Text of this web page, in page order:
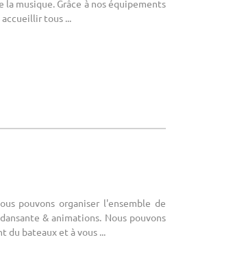
musique. Grâce à nos équipements
tous ...
pouvons organiser l'ensemble de
& animations. Nous pouvons
du bateaux et à vous ...